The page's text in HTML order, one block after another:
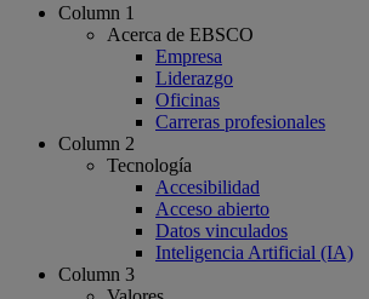
Column 1
Acerca de EBSCO
Empresa
Liderazgo
Oficinas
Carreras profesionales
Column 2
Tecnología
Accesibilidad
Acceso abierto
Datos vinculados
Inteligencia Artificial (IA)
Column 3